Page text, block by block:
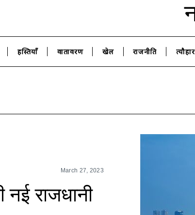
हस्तियाँ वातावरण खेल राजनीति त्यौहार
March 27, 2023
नई राजधानी